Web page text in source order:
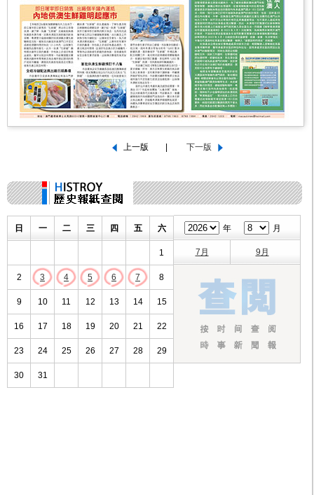
日 一 二 三 四 五 六
1
2 3 4 5 6 7 8
9 10 11 12 13 14 15
16 17 18 19 20 21 22
23 24 25 26 27 28 29
30 31
年 月
7月 9月